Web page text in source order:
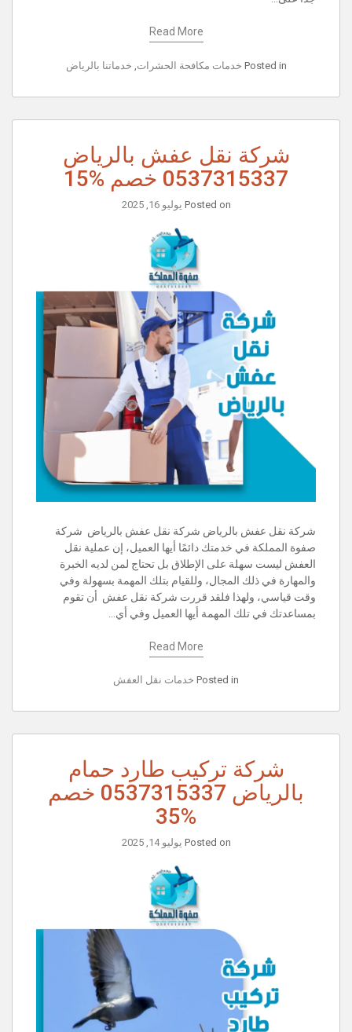
Read More
Posted in خدمات مكافحة الحشرات خدماتنا بالرياض
شركة نقل عفش بالرياض
0537315337 خصم %15
Posted on يوليو 16, 2025
شركة نقل عفش بالرياض شركة نقل عفش بالرياض شركة
صفوة المملكة في خدمتك دائمًا أيها العميل، إن عملية نقل
العفش ليست سهلة على الإطلاق بل تحتاج لمن لديه الخبرة
والمهارة في ذلك المجال، وللقيام بتلك المهمة بسهولة وفي
وقت قياسي، ولهذا فلقد قررت شركة نقل عفش أن تقوم
بمساعدتك في تلك المهمة أيها العميل وفي أي…
Read More
Posted in خدمات نقل العفش
شركة تركيب طارد حمام
بالرياض 0537315337 خصم
%35
Posted on يوليو 14, 2025